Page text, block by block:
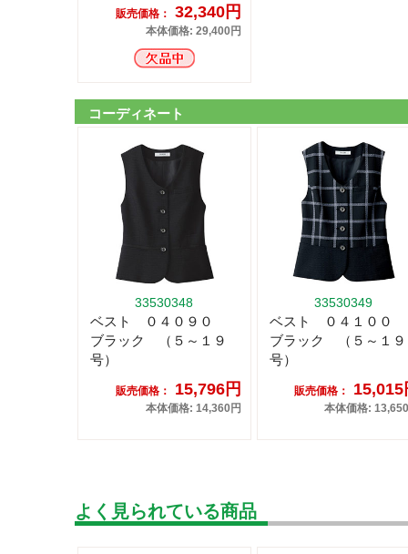
販売価格： 32,340円
本体価格: 29,400円
コーディネート
33530348
ベスト ０４０９０
ブラック （５～１９
号）
販売価格： 15,796円
本体価格: 14,360円
33530349
ベスト ０４１００
ブラック （５～１９
号）
販売価格： 15,015
本体価格:
よく見られている商品